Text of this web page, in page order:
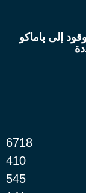
شاحنة وقود إلى باماكو
6718
410
545